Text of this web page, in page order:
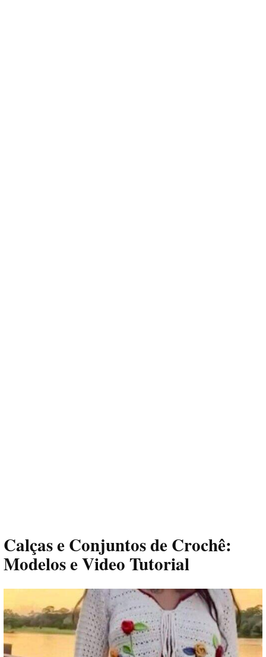
Calças e Conjuntos de Crochê:
Modelos e Video Tutorial